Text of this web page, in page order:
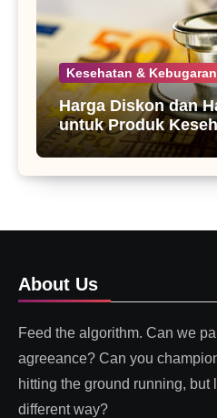
Kesehatan & Kebugaran
Harga Diskon dan
untuk Produk
About Us
Feed the algorithm. Can we
agreeance? Can you
hitting the ground running, but
different way?